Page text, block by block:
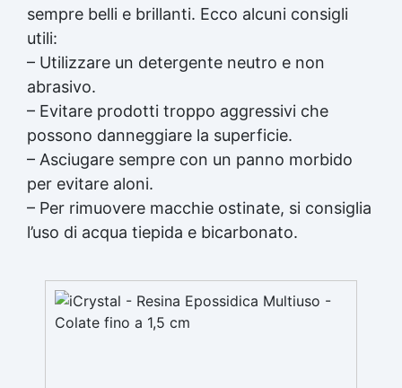
sempre belli e brillanti. Ecco alcuni consigli
utili:
– Utilizzare un detergente neutro e non
abrasivo.
– Evitare prodotti troppo aggressivi che
possono danneggiare la superficie.
– Asciugare sempre con un panno morbido
per evitare aloni.
– Per rimuovere macchie ostinate, si consiglia
l’uso di acqua tiepida e bicarbonato.